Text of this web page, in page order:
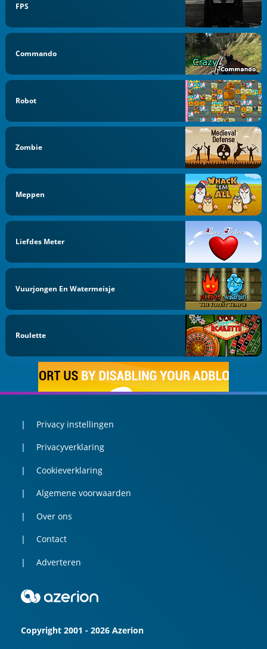
FPS
Commando
Robot
Zombie
Meppen
Liefdes Meter
Vuurjongen En Watermeisje
Roulette
Privacy instellingen
Privacyverklaring
Cookieverklaring
Algemene voorwaarden
Over ons
Contact
Adverteren
Copyright 2001 - 2026 Azerion